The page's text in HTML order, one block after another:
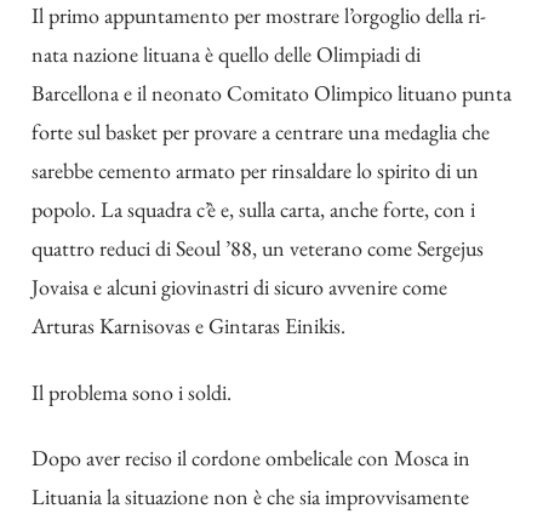
Il primo appuntamento per mostrare l’orgoglio della ri-
nata nazione lituana è quello delle Olimpiadi di
Barcellona e il neonato Comitato Olimpico lituano punta
forte sul basket per provare a centrare una medaglia che
sarebbe cemento armato per rinsaldare lo spirito di un
popolo. La squadra c’è e, sulla carta, anche forte, con i
quattro reduci di Seoul ’88, un veterano come Sergejus
Jovaisa e alcuni giovinastri di sicuro avvenire come
Arturas Karnisovas e Gintaras Einikis.
Il problema sono i soldi.
Dopo aver reciso il cordone ombelicale con Mosca in
Lituania la situazione non è che sia improvvisamente